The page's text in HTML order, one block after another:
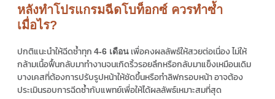
หลังทำโปรแกรมฉีดโบท็อกซ์ ควรทำซ้ำ
เมื่อไร?
ปกติแนะนำให้ฉีดซ้ำทุก 4-6 เดือน เพื่อคงผลลัพธ์ให้สวยต่อเนื่อง ไม่ให้
กล้ามเนื้อฟื้นกลับมาทำงานจนเกิดริ้วรอยลึกหรือกลับมาแข็งเหมือนเดิม
บางเคสที่ต้องการปรับรูปหน้าให้ชัดขึ้นหรือทำลิฟกรอบหน้า อาจต้อง
ประเมินรอบการฉีดซ้ำกับแพทย์เพื่อให้ได้ผลลัพธ์เหมาะสมที่สุด